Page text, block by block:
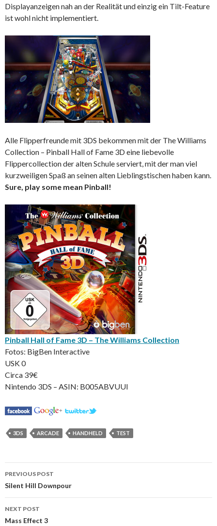
Displayanzeigen nah an der Realität und einzig ein Tilt-Feature
ist wohl nicht implementiert.
Alle Flipperfreunde mit 3DS bekommen mit der The Williams
Collection – Pinball Hall of Fame 3D eine liebevolle
Flippercollection der alten Schule serviert, mit der man viel
kurzweiligen Spaß an seinen alten Lieblingstischen haben kann.
Sure, play some mean Pinball!
Pinball Hall of Fame 3D – The Williams Collection
Fotos: BigBen Interactive
USK 0
Circa 39€
Nintendo 3DS – ASIN: B005ABVUUI
3DS ARCADE HANDHELD TEST
Post
navigation
PREVIOUS POST
Silent Hill Downpour
NEXT POST
Mass Effect 3